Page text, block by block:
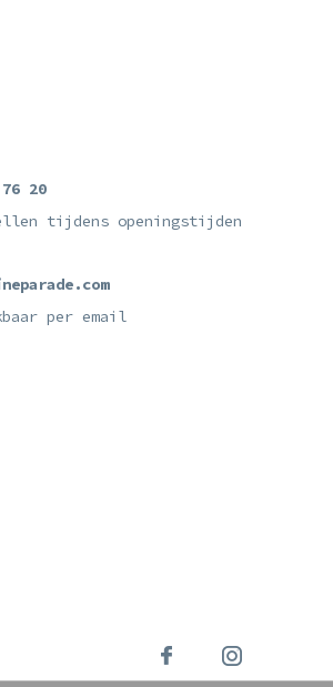
20
tijdens openingstijden
per email